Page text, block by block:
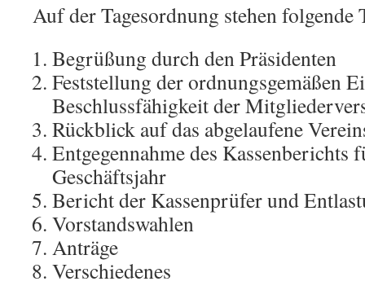
Auf der Tagesordnung stehen folgende
Begrüßung durch den Präsidenten
Feststellung der ordnungsgemäßen
Beschlussfähigkeit der
Rückblick auf das abgelaufene
Entgegennahme des Kassenberichts
Geschäftsjahr
Bericht der Kassenprüfer und
Vorstandswahlen
Anträge
Verschiedenes